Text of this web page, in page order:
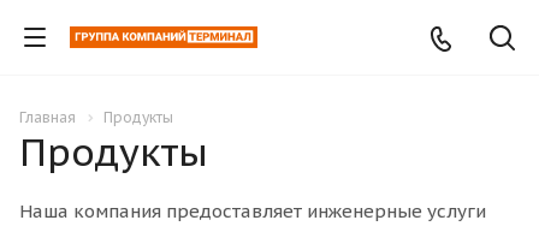
Главная Продукты
Продукты
Наша компания предоставляет инженерные услуги